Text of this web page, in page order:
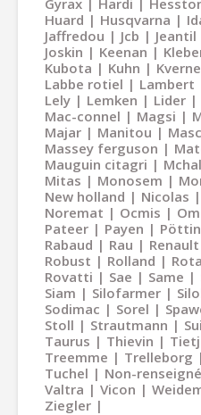
Gyrax
Hardi
Huard
Husqvarna
Jaffredou
Jcb Jeantil
Joskin
Keenan
Kubota
Kuhn
Labbe rotiel
Lambert
Lely
Lemken Lider
Mac-connel
Magsi
Majar
Manitou
Massey ferguson
Mauguin citagri
Mitas
Monosem
New holland
Nicolas
Noremat
Ocmis
Pateer
Payen
Rabaud
Rau Renault
Robust
Rolland
Rovatti
Sae Same
Siam
Silofarmer
Sodimac
Sorel
Stoll
Strautmann
Taurus
Thievin
Treemme
Trelleborg
Tuchel
Non-renseigné
Valtra
Vicon
Ziegler